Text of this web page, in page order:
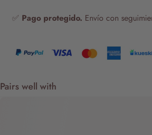
✅ Pago protegido. Envío con
Pairs well with